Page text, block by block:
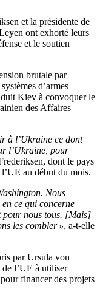
et la présidente de
ont exhorté leurs
et le soutien
brutale par
d’armes
Kiev à convoquer le
des Affaires
à l’Ukraine ce dont
l’Ukraine, pour
dont le pays
au début du mois.
Nous
ce qui concerne
pour nous tous. [Mais]
les combler », a-t-elle
par Ursula von
l’UE à utiliser
financer des projets